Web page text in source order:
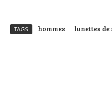
TAGS hommes lunettes